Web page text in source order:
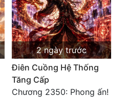
2 ngày trước
Điên Cuồng Hệ Thống
Tăng Cấp
Chương 2350: Phong ấn!